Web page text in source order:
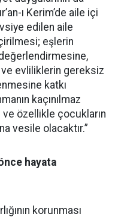
ı Kerim’de aile içi
edilen aile
eşlerin
değerlendirmesine,
ve evliliklerin gereksiz
katkı
kaçınılmaz
özellikle çocukların
vesile olacaktır.”
hayata
korunması